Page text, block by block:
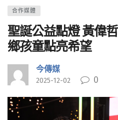
合作媒體
聖誕公益點燈 黃偉
鄉孩童點亮希望
今傳媒
2025-12-02 0